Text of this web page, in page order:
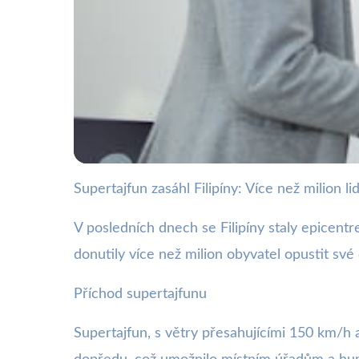
webya.cz
Supertajfun na
Supertajfun zasáhl Filipíny: Více než milion
V posledních dnech se Filipíny staly
donutily více než milion obyvatel opustit
Příchod supertajfunu
Supertajfun, s větry přesahujícími 150 km/h